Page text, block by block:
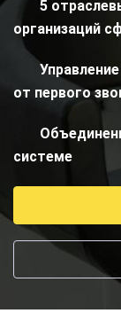
5
организаций
от первого
системе